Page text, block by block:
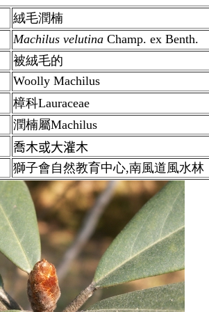
絨毛潤楠
Machilus velutina Champ. ex Benth.
被絨毛的
Woolly Machilus
樟科Lauraceae
潤楠屬Machilus
喬木或大灌木
獅子會自然教育中心,南風道風水林